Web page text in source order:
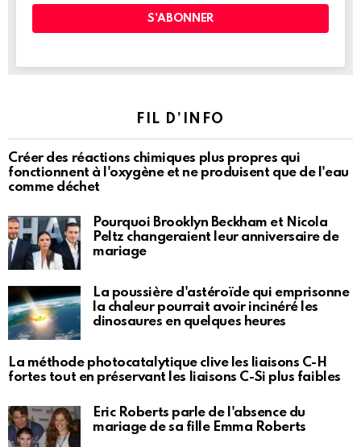
FIL D’INFO
Créer des réactions chimiques plus propres qui
fonctionnent à l'oxygène et ne produisent que de l'eau
comme déchet
Pourquoi Brooklyn Beckham et Nicola
Peltz changeraient leur anniversaire de
mariage
La poussière d'astéroïde qui emprisonne
la chaleur pourrait avoir incinéré les
dinosaures en quelques heures
La méthode photocatalytique clive les liaisons C-H
fortes tout en préservant les liaisons C-Si plus faibles
Eric Roberts parle de l'absence du
mariage de sa fille Emma Roberts